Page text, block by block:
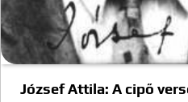
József Attila: A cipő